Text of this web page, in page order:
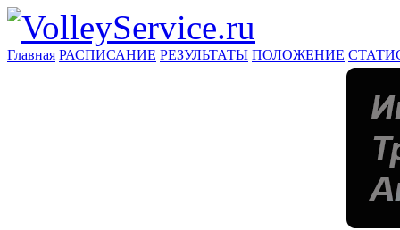
Главная РАСПИСАНИЕ РЕЗУЛЬТАТЫ ПОЛОЖЕНИЕ